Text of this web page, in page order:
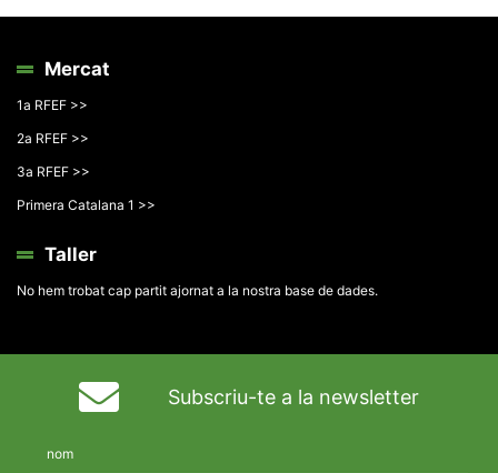
Mercat
1a RFEF >>
2a RFEF >>
3a RFEF >>
Primera Catalana 1 >>
Taller
No hem trobat cap partit ajornat a la nostra base de dades.
Subscriu-te a la newsletter